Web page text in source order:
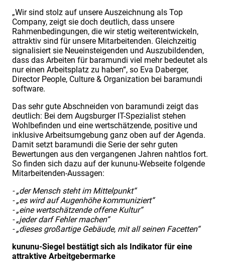
„Wir sind stolz auf unsere Auszeichnung als Top
Company, zeigt sie doch deutlich, dass unsere
Rahmenbedingungen, die wir stetig weiterentwickeln,
attraktiv sind für unsere Mitarbeitenden. Gleichzeitig
signalisiert sie Neueinsteigenden und Auszubildenden,
dass das Arbeiten für baramundi viel mehr bedeutet als
nur einen Arbeitsplatz zu haben“, so Eva Daberger,
Director People, Culture & Organization bei baramundi
software.
Das sehr gute Abschneiden von baramundi zeigt das
deutlich: Bei dem Augsburger IT-Spezialist stehen
Wohlbefinden und eine wertschätzende, positive und
inklusive Arbeitsumgebung ganz oben auf der Agenda.
Damit setzt baramundi die Serie der sehr guten
Bewertungen aus den vergangenen Jahren nahtlos fort.
So finden sich dazu auf der kununu-Webseite folgende
Mitarbeitenden-Aussagen:
- „der Mensch steht im Mittelpunkt“
- „es wird auf Augenhöhe kommuniziert“
- „eine wertschätzende offene Kultur“
- „jeder darf Fehler machen“
- „dieses großartige Gebäude, mit all seinen Facetten“
kununu-Siegel bestätigt sich als Indikator für eine
attraktive Arbeitgebermarke